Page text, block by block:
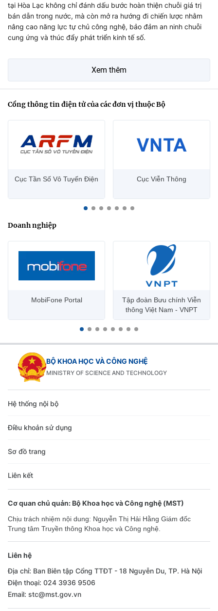
tại Hòa Lạc không chỉ đánh dấu bước hoàn thiện chuỗi giá trị
bán dẫn trong nước, mà còn mở ra hướng đi chiến lược nhằm
nâng cao năng lực tự chủ công nghệ, bảo đảm an ninh chuỗi
cung ứng và thúc đẩy phát triển kinh tế số.
Xem thêm
Cổng thông tin điện tử của các đơn vị thuộc Bộ
Cục Tần Số Vô Tuyến Điện Cục Viễn Thông
Doanh nghiệp
MobiFone Portal
Tập đoàn Bưu chính Viễn
thông Việt Nam - VNPT
BỘ KHOA HỌC VÀ CÔNG NGHỆ
MINISTRY OF SCIENCE AND TECHNOLOGY
Hệ thống nội bộ
Điều khoản sử dụng
Sơ đồ trang
Liên kết
Cơ quan chủ quản: Bộ Khoa học và Công nghệ (MST)
Chịu trách nhiệm nội dung: Nguyễn Thị Hải Hằng Giám đốc
Trung tâm Truyền thông Khoa học và Công nghệ.
Liên hệ
Địa chỉ: Ban Biên tập Cổng TTĐT - 18 Nguyễn Du, TP. Hà Nội
Điện thoại: 024 3936 9506
Email: stc@mst.gov.vn